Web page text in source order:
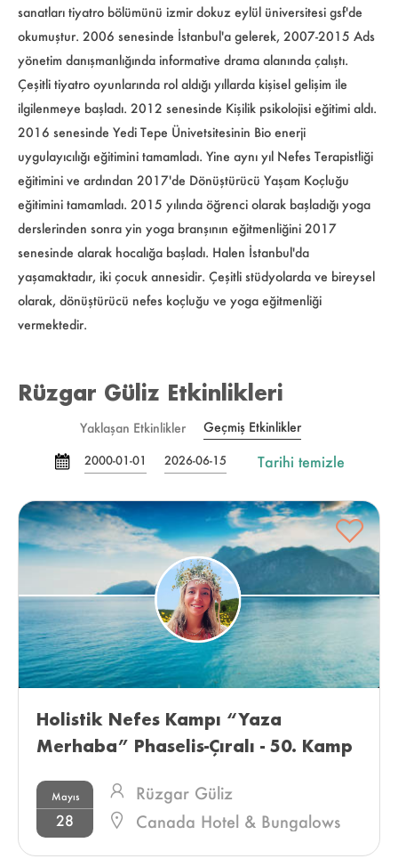
sanatları tiyatro bölümünü izmir dokuz eylül üniversitesi gsf'de
okumuştur. 2006 senesinde İstanbul'a gelerek, 2007-2015 Ads
yönetim danışmanlığında informative drama alanında çalıştı.
Çeşitli tiyatro oyunlarında rol aldığı yıllarda kişisel gelişim ile
ilgilenmeye başladı. 2012 senesinde Kişilik psikolojisi eğitimi aldı.
2016 senesinde Yedi Tepe Ünivetsitesinin Bio enerji
uygulayıcılığı eğitimini tamamladı. Yine aynı yıl Nefes Terapistliği
eğitimini ve ardından 2017'de Dönüştürücü Yaşam Koçluğu
eğitimini tamamladı. 2015 yılında öğrenci olarak başladığı yoga
derslerinden sonra yin yoga branşının eğitmenliğini 2017
senesinde alarak hocalığa başladı. Halen İstanbul'da
yaşamaktadır, iki çocuk annesidir. Çeşitli stüdyolarda ve bireysel
olarak, dönüştürücü nefes koçluğu ve yoga eğitmenliği
vermektedir.
Rüzgar Güliz Etkinlikleri
Yaklaşan Etkinlikler Geçmiş Etkinlikler
2000-01-01 2026-06-15 Tarihi temizle
Holistik Nefes Kampı “Yaza
Merhaba” Phaselis-Çıralı - 50. Kamp
Mayıs
28
Rüzgar Güliz
Canada Hotel & Bungalows